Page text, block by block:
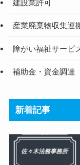
建設業許可
産業廃棄物収集運
障がい福祉サービ
補助金・資金調達
新着記事